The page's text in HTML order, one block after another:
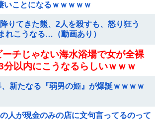
ことになるｗｗｗｗｗ
りてきた熊、2人を殺すも、怒り狂う
れこうなる…（動画あり）
ーチじゃない海水浴場で女が全裸
分以内にこうなるらしいｗｗｗ
、新たなる『弱男の姫』が爆誕ｗｗｗｗ
人が現金のみの店に文句言ってるのって